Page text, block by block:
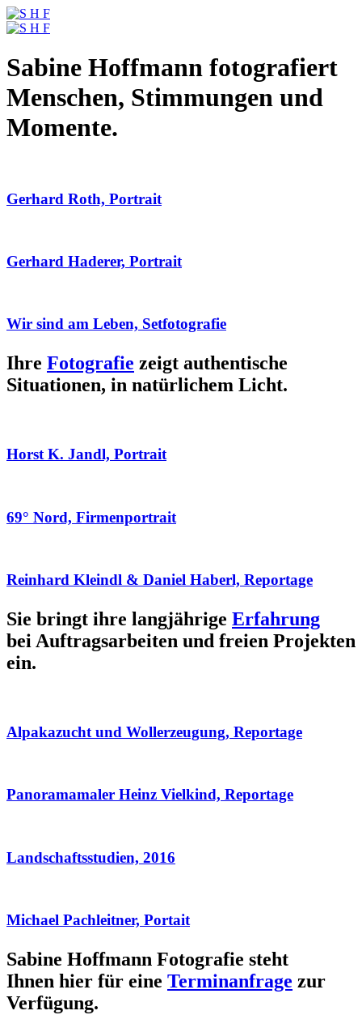
Sabine Hoffmann fotografiert
Menschen, Stimmungen und
Momente.
Gerhard Roth, Portrait
Gerhard Haderer, Portrait
Wir sind am Leben, Setfotografie
Ihre Fotografie zeigt authentische
Situationen, in natürlichem Licht.
Horst K. Jandl, Portrait
69° Nord, Firmenportrait
Reinhard Kleindl & Daniel Haberl, Reportage
Sie bringt ihre langjährige Erfahrung
bei Auftragsarbeiten und freien Projekten
ein.
Alpakazucht und Wollerzeugung, Reportage
Panoramamaler Heinz Vielkind, Reportage
Landschaftsstudien, 2016
Michael Pachleitner, Portait
Sabine Hoffmann Fotografie steht
Ihnen hier für eine Terminanfrage zur
Verfügung.